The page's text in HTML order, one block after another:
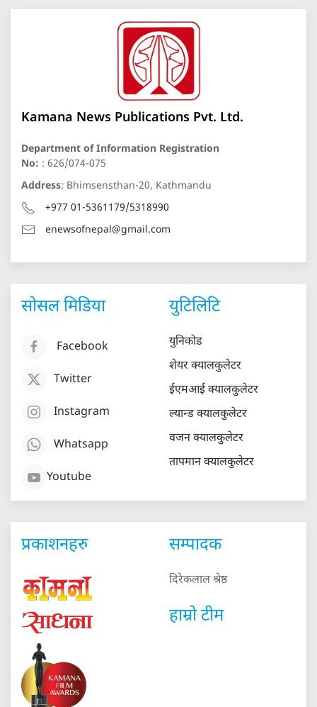
Kamana News Publications Pvt. Ltd.
Department of Information Registration
No: : 626/074-075
Address: Bhimsensthan-20, Kathmandu
+977 01-5361179/5318990
enewsofnepal@gmail.com
सोसल मिडिया
Facebook
Twitter
Instagram
Whatsapp
Youtube
युटिलिटि
युनिकोड
शेयर क्यालकुलेटर
ईएमआई क्यालकुलेटर
ल्यान्ड क्यालकुलेटर
वजन क्यालकुलेटर
तापमान क्यालकुलेटर
प्रकाशनहरु सम्पादक
दिरेकलाल श्रेष्ठ
हाम्रो टीम